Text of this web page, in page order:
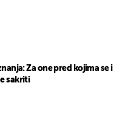
Za one pred kojima se i
sakriti